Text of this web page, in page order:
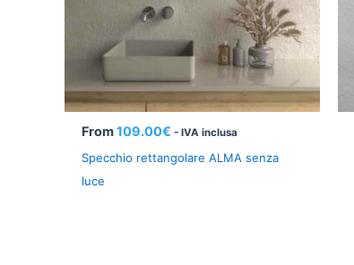
From109.00€ - IVA inclusa
Specchio rettangolare ALMA senza
luce